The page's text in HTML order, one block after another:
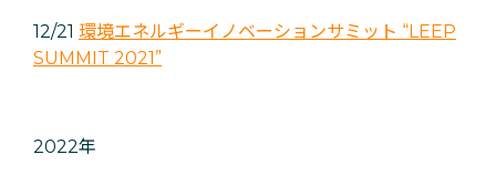
12/21 環境エネルギーイノベーションサミット “LEEP
SUMMIT 2021”
2022年